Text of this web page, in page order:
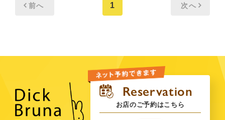
前へ 1 次へ
お店のご予約はこちら